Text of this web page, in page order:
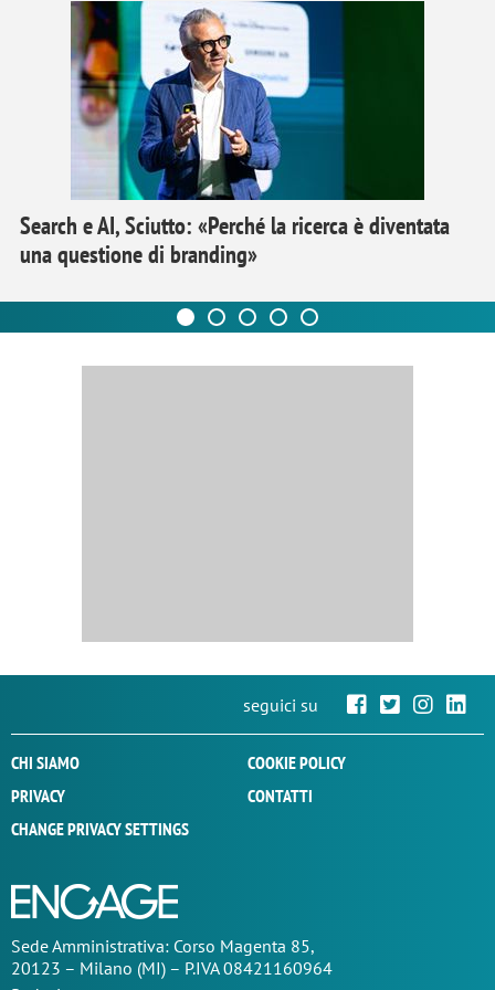
Search e AI, Sciutto: «Perché la ricerca è diventata
una questione di branding»
seguici su
CHI SIAMO
COOKIE POLICY
PRIVACY
CONTATTI
CHANGE PRIVACY SETTINGS
SedeAmministrativa: Corso Magenta 85,
20123 – Milano (MI) – P.IVA 08421160964